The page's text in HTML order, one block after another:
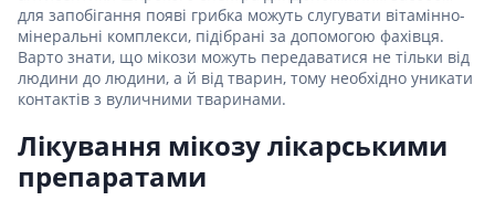
для запобігання появі грибка можуть слугувати вітамінно-
мінеральні комплекси, підібрані за допомогою фахівця.
Варто знати, що мікози можуть передаватися не тільки від
людини до людини, а й від тварин, тому необхідно уникати
контактів з вуличними тваринами.
Лікування мікозу лікарськими
препаратами